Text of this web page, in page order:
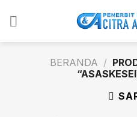
BERANDA /